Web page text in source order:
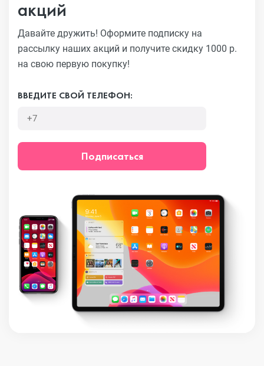
акций
Давайте дружить! Оформите подписку на
рассылку наших акций и получите скидку 1000 р.
на свою первую покупку!
ВВЕДИТЕ СВОЙ ТЕЛЕФОН:
Подписаться